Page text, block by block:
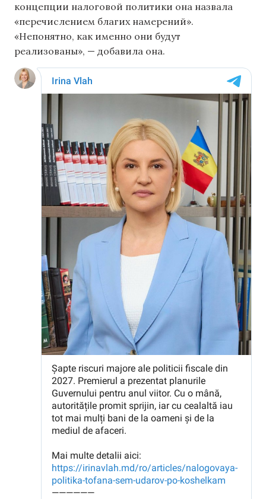
концепции налоговой политики она назвала
«перечислением благих намерений».
«Непонятно, как именно они будут
реализованы», — добавила она.